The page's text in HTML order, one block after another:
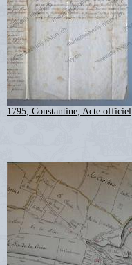
1795, Constantine, Acte officiel